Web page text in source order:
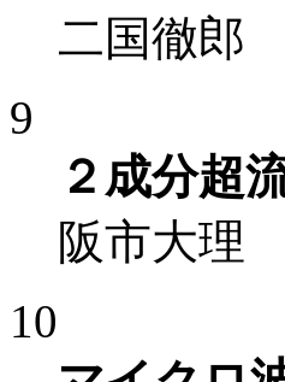
二国徹郎
9
２成分超
阪市大理
10